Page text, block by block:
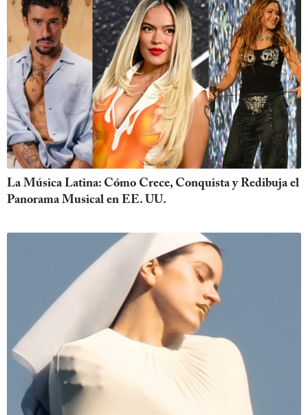
La Música Latina: Cómo Crece, Conquista y Redibuja el
Panorama Musical en EE. UU.